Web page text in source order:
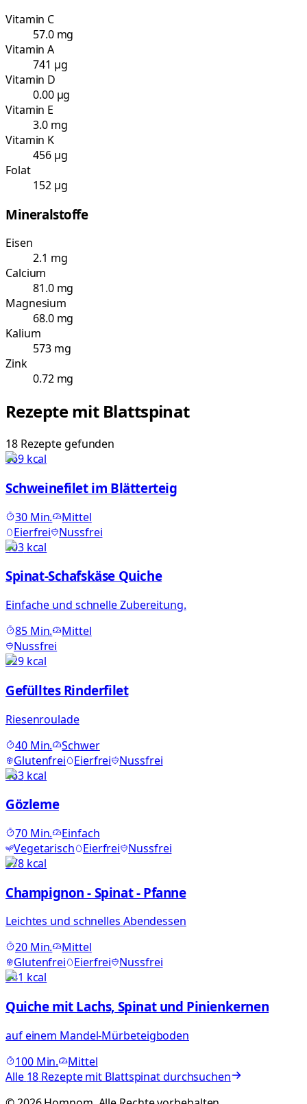
Vitamin C
57.0 mg
Vitamin A
741 µg
Vitamin D
0.00 µg
Vitamin E
3.0 mg
Vitamin K
456 µg
Folat
152 µg
Mineralstoffe
Eisen
2.1 mg
Calcium
81.0 mg
Magnesium
68.0 mg
Kalium
573 mg
Zink
0.72 mg
Rezepte mit Blattspinat
18 Rezeptegefunden
669kcal
Schweinefilet im Blätterteig
30Min.
Mittel
Eierfrei
Nussfrei
403kcal
Spinat-Schafskäse Quiche
Einfache und schnelle Zubereitung.
85Min.
Mittel
Nussfrei
329kcal
Gefülltes Rinderfilet
Riesenroulade
40Min.
Schwer
Glutenfrei
Eierfrei
Nussfrei
463kcal
Gözleme
70Min.
Einfach
Vegetarisch
Eierfrei
Nussfrei
378kcal
Champignon - Spinat - Pfanne
Leichtes und schnelles Abendessen
20Min.
Mittel
Glutenfrei
Eierfrei
Nussfrei
541 kcal
Quiche mit Lachs, Spinat und Pinienkernen
auf einem Mandel-Mürbeteigboden
100Min.
Mittel
Alle 18 Rezepte mit Blattspinatdurchsuchen